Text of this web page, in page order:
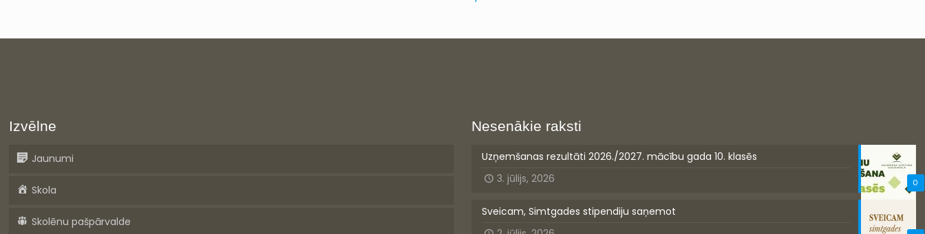
Izvēlne
Jaunumi
Skola
Skolēnu pašpārvalde
Nesenākie raksti
0
Uzņemšanas rezultāti 2026./2027. mācību gada 10. klasēs
3. jūlijs, 2026
Sveicam, Simtgades stipendiju saņemot